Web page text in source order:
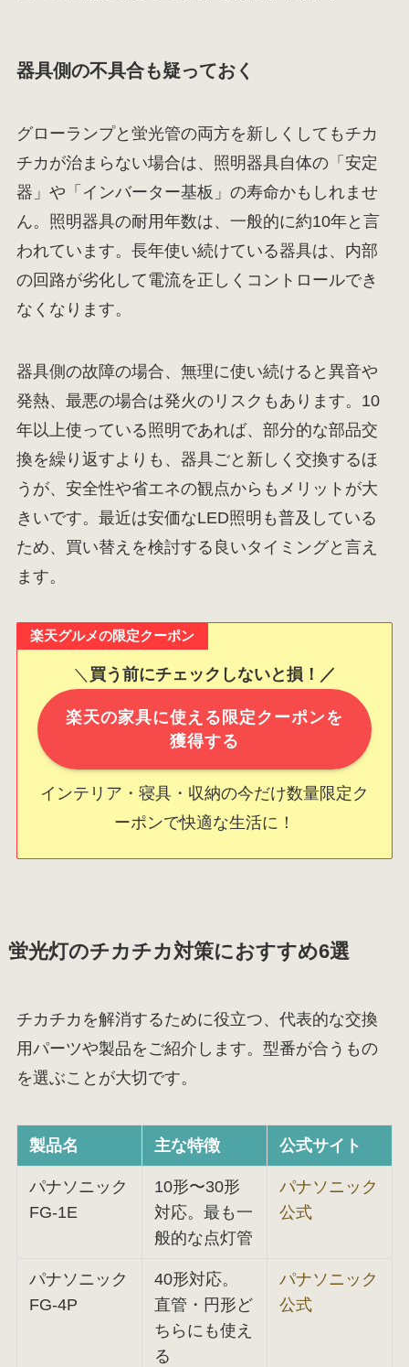
器具側の不具合も疑っておく
グローランプと蛍光管の両方を新しくしてもチカ
チカが治まらない場合は、照明器具自体の「安定
器」や「インバーター基板」の寿命かもしれませ
ん。照明器具の耐用年数は、一般的に約10年と言
われています。長年使い続けている器具は、内部
の回路が劣化して電流を正しくコントロールでき
なくなります。
器具側の故障の場合、無理に使い続けると異音や
発熱、最悪の場合は発火のリスクもあります。10
年以上使っている照明であれば、部分的な部品交
換を繰り返すよりも、器具ごと新しく交換するほ
うが、安全性や省エネの観点からもメリットが大
きいです。最近は安価なLED照明も普及している
ため、買い替えを検討する良いタイミングと言え
ます。
楽天グルメの限定クーポン
＼ 買う前にチェックしないと損！／
楽天の家具に使える限定クーポンを
獲得する
インテリア・寝具・収納の今だけ数量限定ク
ーポンで快適な生活に！
蛍光灯のチカチカ対策におすすめ6選
チカチカを解消するために役立つ、代表的な交換
用パーツや製品をご紹介します。型番が合うもの
を選ぶことが大切です。
製品名 主な特徴 公式サイト
パナソニック
FG-1E
10形〜30形
対応。最も一
般的な点灯管
パナソニック
公式
パナソニック
FG-4P
40形対応。
直管・円形ど
ちらにも使え
る
パナソニック
公式